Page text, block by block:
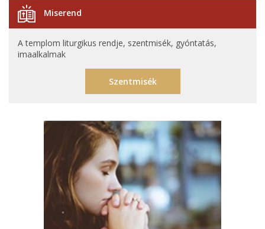
Miserend
A templom liturgikus rendje, szentmisék, gyóntatás,
imaalkalmak
Szentmisék